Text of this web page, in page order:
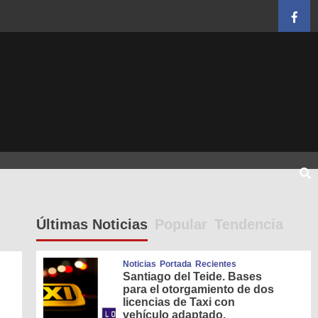
Últimas Noticias Popular Tendencia
Noticias Portada Recientes
Santiago del Teide. Bases
para el otorgamiento de dos
licencias de Taxi con
vehículo adaptado.